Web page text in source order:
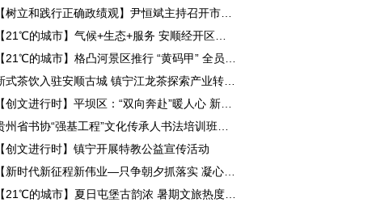
【创文进行时】镇宁开展特教公益宣传活动